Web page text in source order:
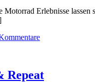
Erlebnisse
Repeat